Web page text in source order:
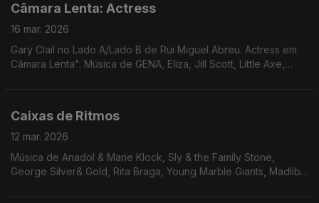
Câmara Lenta: Actress
16 mar. 2026
Gary Clail no Lado A/Lado B de Rui Miguel Abreu. Actress em
Câmara Lenta". Música de GENA, Eliza, Jill Scott, Little Axe,
Caixas de Ritmos
12 mar. 2026
Música de Anadol & Marie Klock, Sly & the Family Stone,
George Silver& Gold, Rita Braga, Young Marble Giants, Madlib,